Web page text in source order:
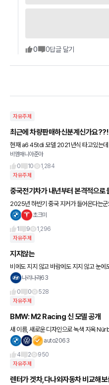
0 0답글 달기
자유주제
최근에 차량판매하신분계신가요??!
현재 a6 45tdi 모델 2021년식 타고있는데 러시아 수출로 가격이좀 올라서 판매예정입
니다. 밑에 어떤분글에 헤이딜러 매입가보
한 사례가 있으신분들 있으
비엠매니아준아
0
10 1,284
자유주제
중국전기차가 내년부터 본격적으로
2025년 하반기 중국 지커가 들어온다는
리가 688km.. 물론 나와봐야알겠지만, 현
초크미
1
9 1,296
자유주제
지지않는
비에도 지지 않고 바람에도 지지 않고 눈
심은 없이 결코 화내지 않으며 늘 조용히 웃
나리나라63
0
0 528
자유주제
BMW: M2 Racing 신 모델 공개
새 이름, 새로운 디자인으로 녹색 지옥
구성 테스트 중인 BMW M 모터스포츠의
auto2063
4
2 950
자유주제
렌터가 겟차,다나와자동차 비교해